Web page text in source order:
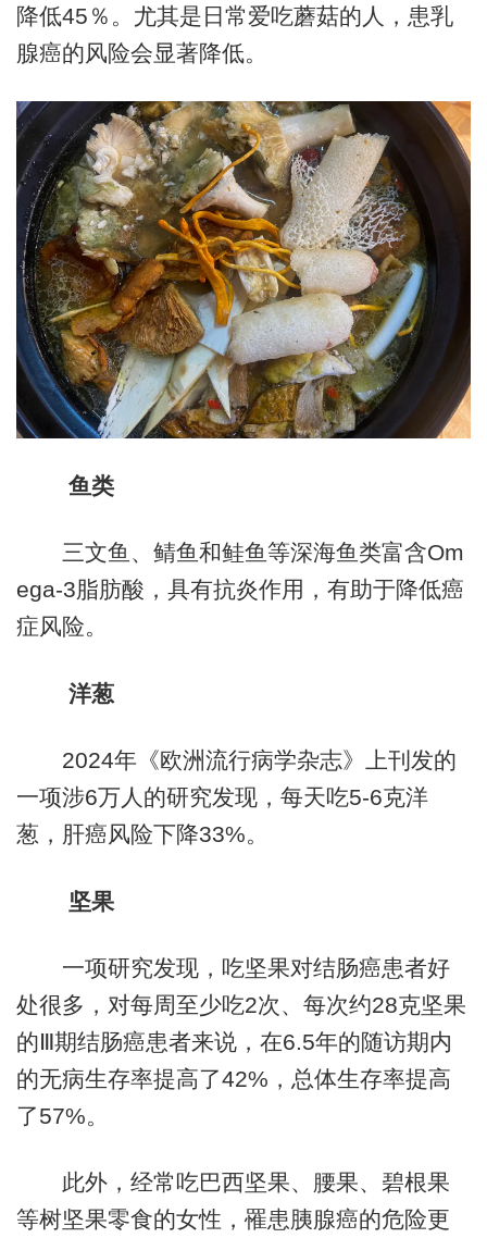
降低45％。尤其是日常爱吃蘑菇的人，患乳
腺癌的风险会显著降低。
鱼类
三文鱼、鲭鱼和鲑鱼等深海鱼类富含Om
ega-3脂肪酸，具有抗炎作用，有助于降低癌
症风险。
洋葱
2024年《欧洲流行病学杂志》上刊发的
一项涉6万人的研究发现，每天吃5-6克洋
葱，肝癌风险下降33%。
坚果
一项研究发现，吃坚果对结肠癌患者好
处很多，对每周至少吃2次、每次约28克坚果
的Ⅲ期结肠癌患者来说，在6.5年的随访期内
的无病生存率提高了42%，总体生存率提高
了57%。
此外，经常吃巴西坚果、腰果、碧根果
等树坚果零食的女性，罹患胰腺癌的危险更